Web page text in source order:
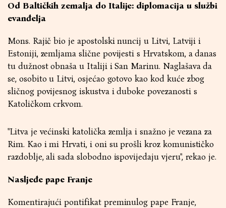
Od Baltičkih zemalja do Italije: diplomacija u službi
evanđelja
Mons. Rajič bio je apostolski nuncij u Litvi, Latviji i
Estoniji, zemljama slične povijesti s Hrvatskom, a danas
tu dužnost obnaša u Italiji i San Marinu. Naglašava da
se, osobito u Litvi, osjećao gotovo kao kod kuće zbog
sličnog povijesnog iskustva i duboke povezanosti s
Katoličkom crkvom.
"Litva je većinski katolička zemlja i snažno je vezana za
Rim. Kao i mi Hrvati, i oni su prošli kroz komunističko
razdoblje, ali sada slobodno ispovijedaju vjeru", rekao je.
Nasljeđe pape Franje
Komentirajući pontifikat preminulog pape Franje,